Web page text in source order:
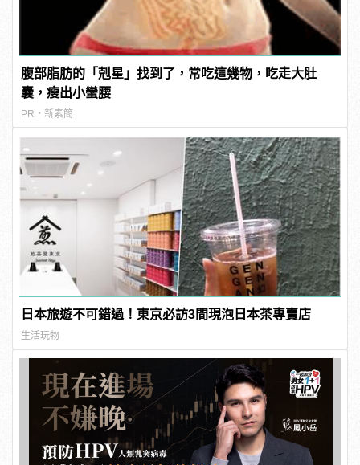
腹部脂肪的「剋星」找到了，常吃這幾物，吃走大肚
囊，瘦出小蠻腰
PR・新素簡
日本旅遊不可錯過！東京必訪3間現泡日本茶專賣店
生活玩物